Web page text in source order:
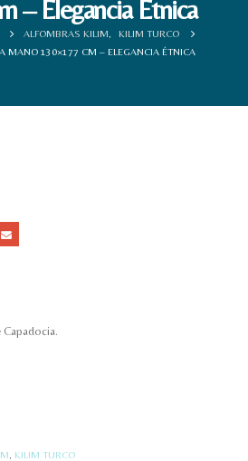
– Elegancia Étnica
ALFOMBRAS KILIM
KILIM TURCO
MANO 130×177 CM – ELEGANCIA ÉTNICA
KILIM TURCO